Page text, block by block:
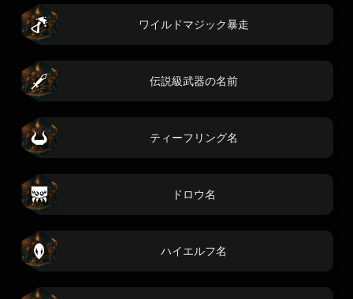
ワイルドマジック暴走
伝説級武器の名前
ティーフリング名
ドロウ名
ハイエルフ名